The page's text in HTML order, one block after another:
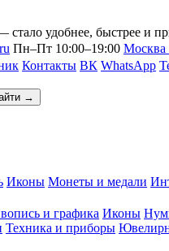
удобнее, быстрее и
Пн–Пт 10:00–19:00 Москва
Контакты ВК WhatsApp
→
Иконы Монеты и медали
и графика Иконы
Техника и приборы